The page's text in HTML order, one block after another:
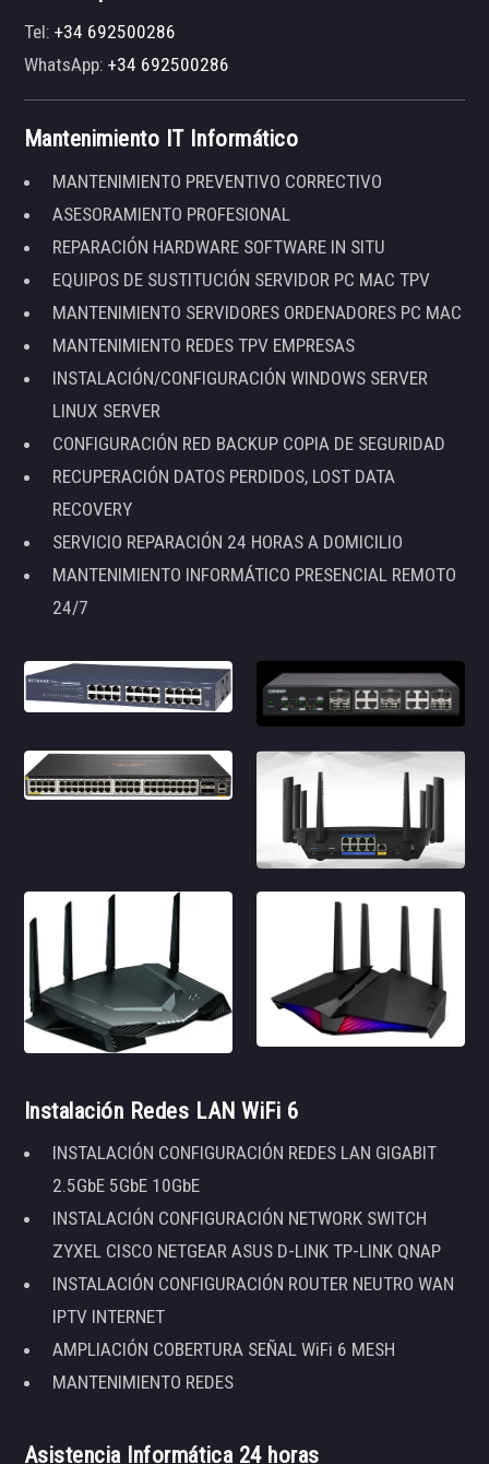
Tel:+34 692500286
WhatsApp:+34 692500286
Mantenimiento IT Informático
MANTENIMIENTO PREVENTIVO CORRECTIVO
ASESORAMIENTO PROFESIONAL
REPARACIÓN HARDWARE SOFTWARE IN SITU
EQUIPOS DE SUSTITUCIÓN SERVIDOR PC MAC TPV
MANTENIMIENTO SERVIDORES ORDENADORES PC MAC
MANTENIMIENTO REDES TPV EMPRESAS
INSTALACIÓN/CONFIGURACIÓN WINDOWS SERVER
LINUX SERVER
CONFIGURACIÓN RED BACKUP COPIA DE SEGURIDAD
RECUPERACIÓN DATOS PERDIDOS, LOST DATA
RECOVERY
SERVICIO REPARACIÓN 24 HORAS A DOMICILIO
MANTENIMIENTO INFORMÁTICO PRESENCIAL REMOTO
24/7
Instalación Redes LAN WiFi 6
INSTALACIÓN CONFIGURACIÓN REDES LAN GIGABIT
2.5GbE 5GbE 10GbE
INSTALACIÓN CONFIGURACIÓN NETWORK SWITCH
ZYXEL CISCO NETGEAR ASUS D-LINK TP-LINK QNAP
INSTALACIÓN CONFIGURACIÓN ROUTER NEUTRO WAN
IPTV INTERNET
AMPLIACIÓN COBERTURA SEÑAL WiFi 6 MESH
MANTENIMIENTO REDES
Asistencia Informática 24 horas